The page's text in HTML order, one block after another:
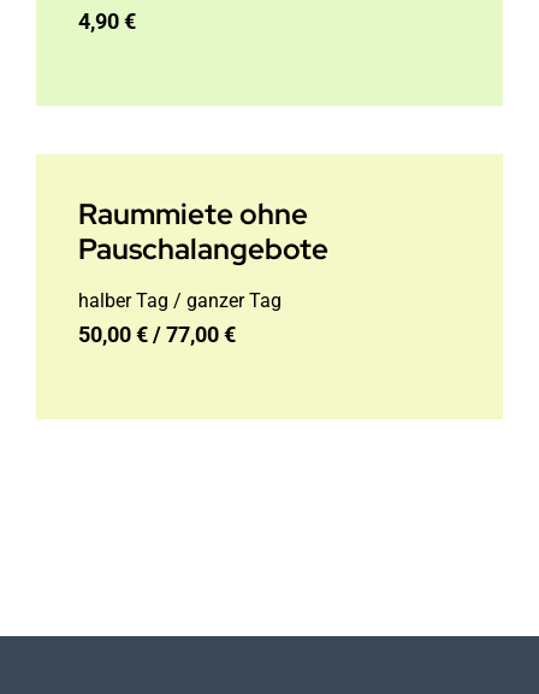
4,90 €
Raummiete ohne
Pauschalangebote
halber Tag / ganzer Tag
50,00 € / 77,00 €